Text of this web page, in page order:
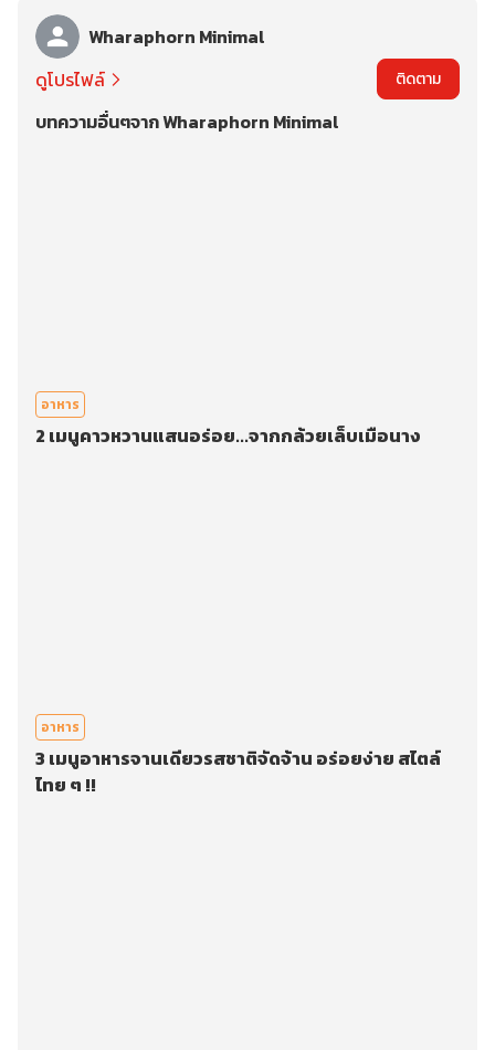
Wharaphorn Minimal
ดูโปรไฟล์
ติดตาม
บทความอื่นๆจาก Wharaphorn Minimal
อาหาร
2 เมนูคาวหวานแสนอร่อย...จากกล้วยเล็บเมือนาง
อาหาร
3 เมนูอาหารจานเดียวรสชาติจัดจ้าน อร่อยง่าย สไตล์
ไทย ๆ !!